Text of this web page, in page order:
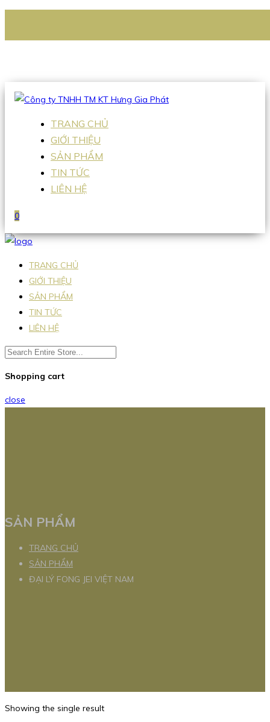
Hotline:0938 336 079
TRANG CHỦ
GIỚI THIỆU
SẢN PHẨM
TIN TỨC
LIÊN HỆ
0
TRANG CHỦ
GIỚI THIỆU
SẢN PHẨM
TIN TỨC
LIÊN HỆ
Shopping cart
close
SẢN PHẨM
TRANG CHỦ
SẢN PHẨM
ĐẠI LÝ FONG JEI VIỆT NAM
Showing the single result